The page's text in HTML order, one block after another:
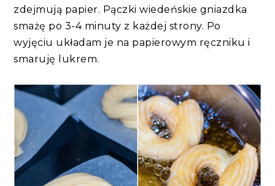
zdejmują papier. Pączki wiedeńskie gniazdka
smażę po 3-4 minuty z każdej strony. Po
wyjęciu układam je na papierowym ręczniku i
smaruję lukrem.